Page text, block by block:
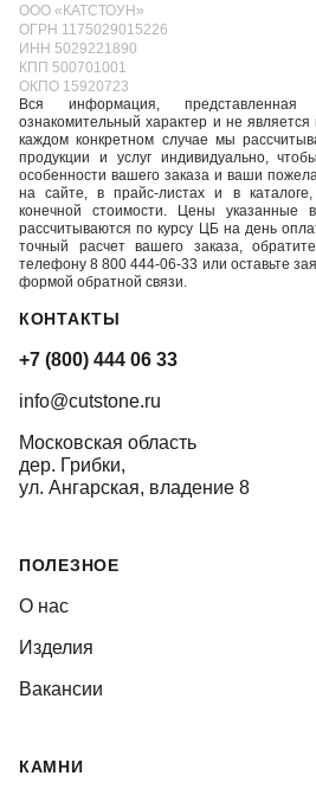
ООО «КАТСТОУН»
ОГРН 1175029015226
ИНН 5029221890
КПП 500701001
ОКПО 15920723
Вся информация,
ознакомительный характер и не
каждом конкретном случае мы
продукции и услуг индивидуально,
особенности вашего заказа и ваши
на сайте, в прайс-листах и в каталоге,
конечной стоимости. Цены указанные
рассчитываются по курсу ЦБ на день
точный расчет вашего заказа,
телефону 8 800 444-06-33 или оставьте
формой обратной связи.
КОНТАКТЫ
+7 (800) 444 06 33
info@cutstone.ru
Московская область
дер. Грибки,
ул. Ангарская, владение 8
ПОЛЕЗНОЕ
О нас
Изделия
Вакансии
КАМНИ